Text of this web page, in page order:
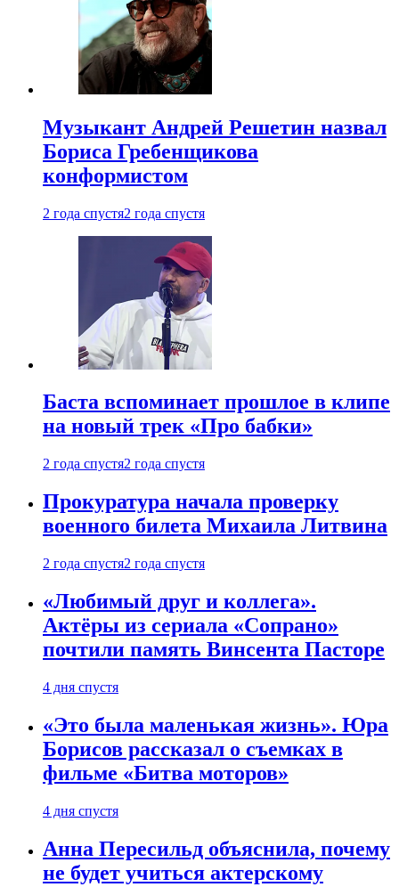
Музыкант Андрей Решетин назвал
Бориса Гребенщикова
конформистом
2 года спустя2 года спустя
Баста вспоминает прошлое в клипе
на новый трек «Про бабки»
2 года спустя2 года спустя
Прокуратура начала проверку
военного билета Михаила Литвина
2 года спустя2 года спустя
«Любимый друг и коллега».
Актёры из сериала «Сопрано»
почтили память Винсента Пасторе
4 дня спустя
«Это была маленькая жизнь». Юра
Борисов рассказал о съемках в
фильме «Битва моторов»
4 дня спустя
Анна Пересильд объяснила, почему
не будет учиться актерскому